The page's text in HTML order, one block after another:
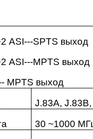
ASI---SPTS выход
ASI---MPTS выход
MPTS выход
J.83A,
30 ~1000